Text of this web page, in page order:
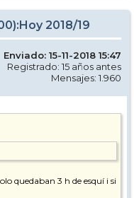
2018/19
Enviado: 15-11-2018 15:47
Registrado: 15 años antes
Mensajes: 1.960
quedaban 3 h de esquí i si